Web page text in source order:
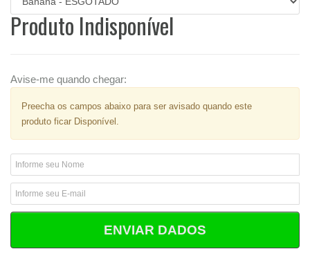
Produto Indisponível
Avise-me quando chegar:
Preecha os campos abaixo para ser avisado quando este
produto ficar Disponível.
ENVIAR DADOS